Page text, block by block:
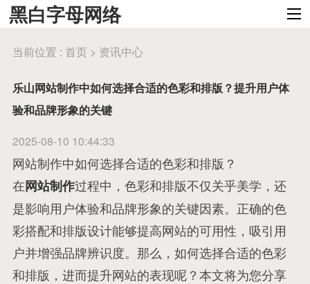
黑白字母网络
当前位置 : 首页 > 资讯中心
乐山网站制作中如何选择合适的色彩和排版？提升用户体
验和品牌形象的关键
2025-08-10 10:44:33
网站制作中如何选择合适的色彩和排版？
在网站制作过程中，色彩和排版不仅关乎美学，还
是影响用户体验和品牌形象的关键因素。正确的色
彩搭配和排版设计能够提高网站的可用性，吸引用
户并增强品牌辨识度。那么，如何选择合适的色彩
和排版，进而提升网站的表现呢？本文将为您分享